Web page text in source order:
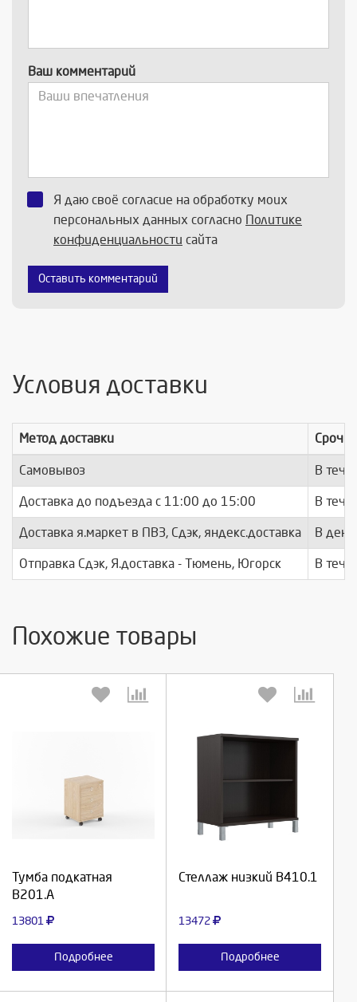
Ваш комментарий
Я даю своё согласие на обработку моих
персональных данных согласно Политике
конфиденциальности сайта
Оставить комментарий
Условия доставки
Метод доставки
Самовывоз В
Доставка до подъезда c 11:00 до 15:00 В
Доставка я.маркет в ПВЗ, Сдэк, яндекс.доставка В день
Отправка Сдэк, Я.доставка - Тюмень, Югорск В
Похожие товары
Тумба подкатная
В201.А
13801
Подробнее
Выберите количество:
Стеллаж низкий В410.1
13472
Подробнее